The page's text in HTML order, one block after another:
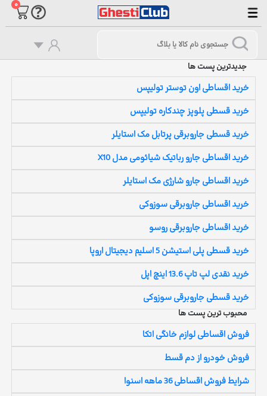
۰
جدیدترین پست ها
خرید اقساطی اون توستر تولیپس
خرید قسطی پلوپز چندکاره تولیپس
خرید قسطی جاروبرقی پرتابل مک استایلر
خرید اقساطی جارو رباتیک شیائومی مدل X10
خرید اقساطی جارو شارژی مک استایلر
خرید اقساطی جاروبرقی سوزوکی
خرید اقساطی جاروبرقی روسو
خرید قسطی پلی استیشن 5 اسلیم دیجیتال اروپا
خرید نقدی لپ تاپ 13.6 اینچ اپل
خرید قسطی جاروبرقی سوزوکی
محبوب ترین پست ها
فروش اقساطی لوازم خانگی اتکا
فروش خودرو از دم قسط
شرایط فروش اقساطی 36 ماهه اسنوا